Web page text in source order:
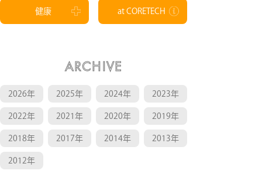
健康 at CORETECH
ARCHIVE
2026年 2025年 2024年 2023年
2022年 2021年 2020年 2019年
2018年 2017年 2014年 2013年
2012年